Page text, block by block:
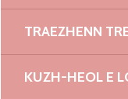
TRAEZHENN
KUZH-HEOL E
! Avec son